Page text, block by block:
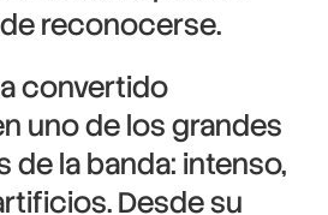
reconocerse.
convertido
uno de los grandes
la banda: intenso,
Desde su